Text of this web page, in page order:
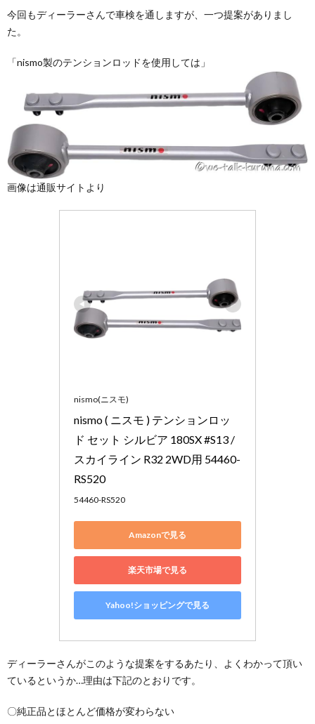
今回もディーラーさんで車検を通しますが、一つ提案がありまし
た。
「nismo製のテンションロッドを使用しては」
画像は通販サイトより
nismo(ニスモ)
nismo ( ニスモ ) テンションロッ
ド セット シルビア 180SX #S13 /
スカイライン R32 2WD用 54460-
RS520
54460-RS520
Amazonで見る
楽天市場で見る
Yahoo!ショッピングで見る
ディーラーさんがこのような提案をするあたり、よくわかって頂い
ているというか…理由は下記のとおりです。
〇純正品とほとんど価格が変わらない